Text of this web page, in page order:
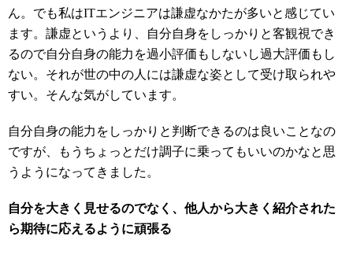
ん。でも私はITエンジニアは謙虚なかたが多いと感じてい
ます。謙虚というより、自分自身をしっかりと客観視でき
るので自分自身の能力を過小評価もしないし過大評価もし
ない。それが世の中の人には謙虚な姿として受け取られや
すい。そんな気がしています。
自分自身の能力をしっかりと判断できるのは良いことなの
ですが、もうちょっとだけ調子に乗ってもいいのかなと思
うようになってきました。
自分を大きく見せるのでなく、他人から大きく紹介された
ら期待に応えるように頑張る